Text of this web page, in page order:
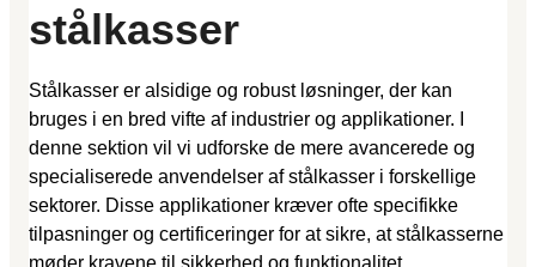
stålkasser
Stålkasser er alsidige og robust løsninger, der kan
bruges i en bred vifte af industrier og applikationer. I
denne sektion vil vi udforske de mere avancerede og
specialiserede anvendelser af stålkasser i forskellige
sektorer. Disse applikationer kræver ofte specifikke
tilpasninger og certificeringer for at sikre, at stålkasserne
møder kravene til sikkerhed og funktionalitet.